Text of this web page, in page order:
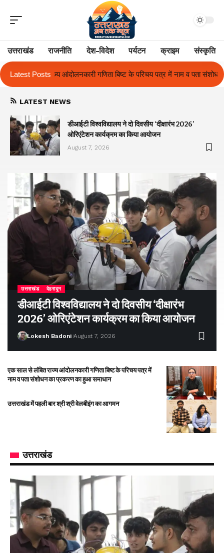
उत्तराखंड राजनीति देश-विदेश पर्यटन क्राइम संस्कृति
Latest Posts
बिष्ट के परिचय पत्र में नाम व पता संशोधन का प्रकरण का हुआ समाधान
LATEST NEWS
डीआईटी विश्वविद्यालय ने दो दिवसीय ‘दीक्षारंभ 2026’
ओरिएंटेशन कार्यक्रम का किया आयोजन
August 7, 2026
उत्तराखंड देहरादून
डीआईटी विश्वविद्यालय ने दो दिवसीय ‘दीक्षारंभ
2026’ ओरिएंटेशन कार्यक्रम का किया आयोजन
Lokesh Badoni August 7, 2026
एक साल से लंबित राज्य आंदोलनकारी गणिता बिष्ट के परिचय पत्र में
नाम व पता संशोधन का प्रकरण का हुआ समाधान
उत्तराखंड में पहली बार श्री श्री वेलबीइंग का आगमन
उत्तराखंड